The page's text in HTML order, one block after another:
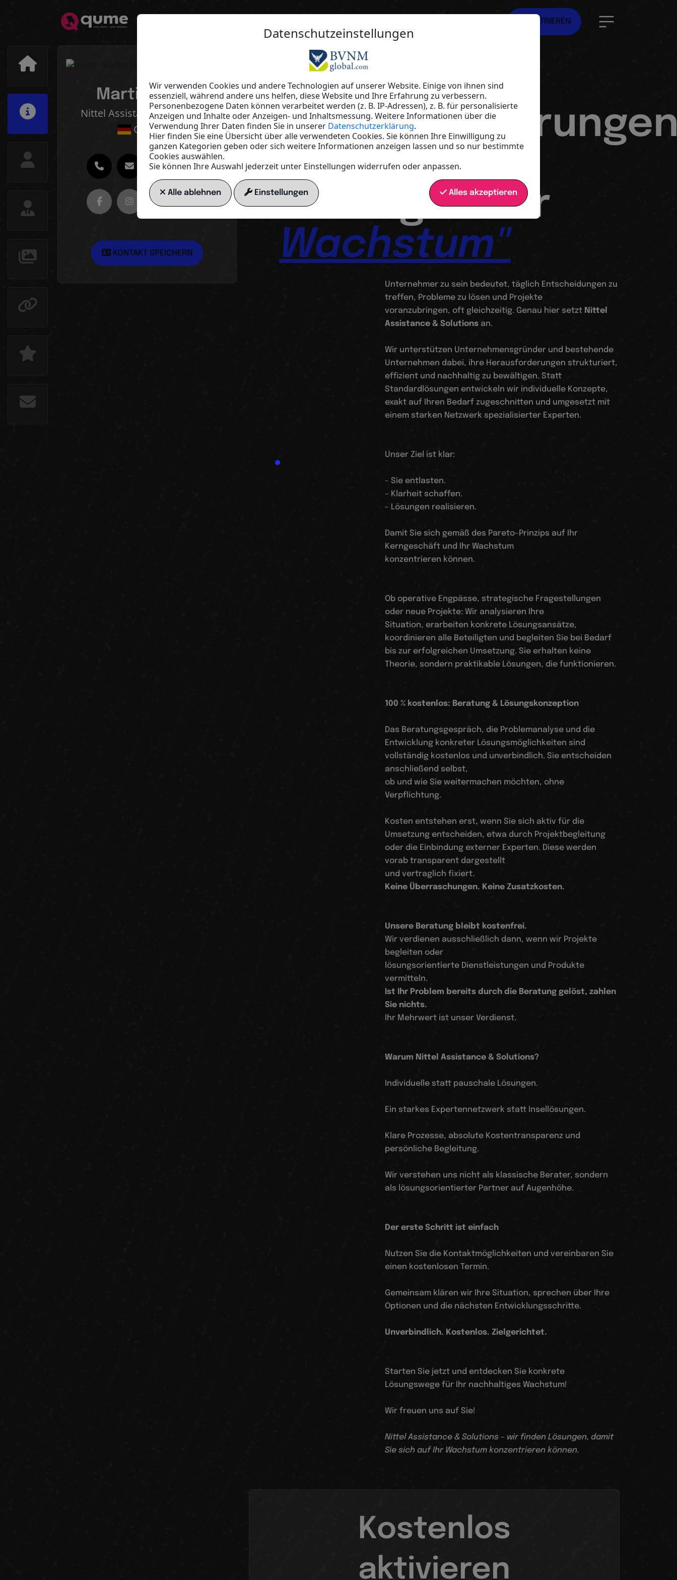
REGISTRIEREN
Martin Nittel
Nittel Assistance & Solutions
Germany
KONTAKT SPEICHERN
Nittel Assistance & Solutions
„Ihre
Unsere
Lösungen. Ihr
Wachstum"
Unternehmer zu sein bedeutet, täglich Entscheidungen zu
treffen, Probleme zu lösen und Projekte
voranzubringen, oft gleichzeitig. Genau hier setzt Nittel
Assistance & Solutions an.
Wir unterstützen Unternehmensgründer und bestehende
Unternehmen dabei, ihre Herausforderungen strukturiert,
effizient und nachhaltig zu bewältigen. Statt
Standardlösungen entwickeln wir individuelle Konzepte,
exakt auf Ihren Bedarf zugeschnitten und umgesetzt mit
einem starken Netzwerk spezialisierter Experten.
Unser Ziel ist klar:
- Sie entlasten.
- Klarheit schaffen.
- Lösungen realisieren.
Damit Sie sich gemäß des Pareto-Prinzips auf Ihr
Kerngeschäft und Ihr Wachstum
konzentrieren können.
Ob operative Engpässe, strategische Fragestellungen
oder neue Projekte: Wir analysieren Ihre
Situation, erarbeiten konkrete Lösungsansätze,
koordinieren alle Beteiligten und begleiten Sie bei Bedarf
bis zur erfolgreichen Umsetzung. Sie erhalten keine
Theorie, sondern praktikable Lösungen, die funktionieren.
100 % kostenlos: Beratung & Lösungskonzeption
Das Beratungsgespräch, die Problemanalyse und die
Entwicklung konkreter Lösungsmöglichkeiten sind
vollständig kostenlos und unverbindlich. Sie entscheiden
anschließend selbst,
ob und wie Sie weitermachen möchten, ohne
Verpflichtung.
Kosten entstehen erst, wenn Sie sich aktiv für die
Umsetzung entscheiden, etwa durch Projektbegleitung
oder die Einbindung externer Experten. Diese werden
vorab transparent dargestellt
und vertraglich fixiert.
Keine Überraschungen. Keine Zusatzkosten.
Unsere Beratung bleibt kostenfrei.
Wir verdienen ausschließlich dann, wenn wir Projekte
begleiten oder
lösungsorientierte Dienstleistungen und Produkte
vermitteln.
Ist Ihr Problem bereits durch die Beratung gelöst, zahlen
Sie nichts.
Ihr Mehrwert ist unser Verdienst.
Warum Nittel Assistance & Solutions?
Individuelle statt pauschale Lösungen.
Ein starkes Expertennetzwerk statt Insellösungen.
Klare Prozesse, absolute Kostentransparenz und
persönliche Begleitung.
Wir verstehen uns nicht als klassische Berater, sondern
als lösungsorientierter Partner auf Augenhöhe.
Der erste Schritt ist einfach
Nutzen Sie die Kontaktmöglichkeiten und vereinbaren Sie
einen kostenlosen Termin.
Gemeinsam klären wir Ihre Situation, sprechen über Ihre
Optionen und die nächsten Entwicklungsschritte.
Unverbindlich. Kostenlos. Zielgerichtet.
Starten Sie jetzt und entdecken Sie konkrete
Lösungswege für Ihr nachhaltiges Wachstum!
Wir freuen uns auf Sie!
Nittel Assistance & Solutions – wir finden Lösungen, damit
Sie sich auf Ihr Wachstum konzentrieren können.
Kostenlos
aktivieren
Datenschutzeinstellungen
Wir verwenden Cookies und andere Technologien auf unserer Website. Einige von ihnen sind
essenziell, während andere uns helfen, diese Website und Ihre Erfahrung zu verbessern.
Personenbezogene Daten können verarbeitet werden (z. B. IP-Adressen), z. B. für personalisierte
Anzeigen und Inhalte oder Anzeigen- und Inhaltsmessung. Weitere Informationen über die
Verwendung Ihrer Daten finden Sie in unserer Datenschutzerklärung.
Hier finden Sie eine Übersicht über alle verwendeten Cookies. Sie können Ihre Einwilligung zu
ganzen Kategorien geben oder sich weitere Informationen anzeigen lassen und so nur bestimmte
Cookies auswählen.
Sie können Ihre Auswahl jederzeit unter Einstellungen widerrufen oder anpassen.
Alle ablehnen Einstellungen Alles akzeptieren